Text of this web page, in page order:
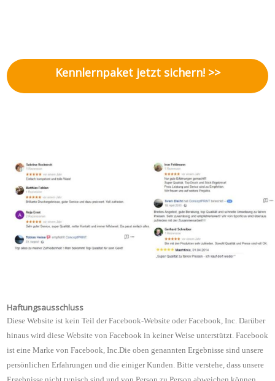
Kennlernpaket jetzt sichern! >>
Haftungsausschluss
Diese Website ist kein Teil der Facebook-Website oder Facebook, Inc. Darüber
hinaus wird diese Website von Facebook in keiner Weise unterstützt. Facebook
ist eine Marke von Facebook, Inc.Die oben genannten Ergebnisse sind unsere
persönlichen Erfahrungen und die einiger Kunden. Bitte verstehe, dass unsere